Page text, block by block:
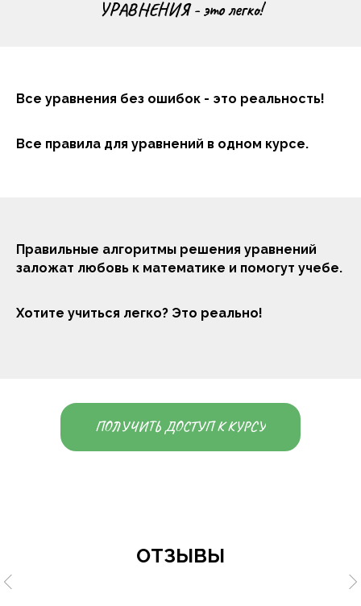
УРАВНЕНИЯ - это легко!
Все уравнения без ошибок - это реальность!
Все правила для уравнений в одном курсе.
Правильные алгоритмы решения уравнений
заложат любовь к математике и помогут учебе.
Хотите учиться легко? Это реально!
ПОЛУЧИТЬ ДОСТУП К КУРСУ
ОТЗЫВЫ